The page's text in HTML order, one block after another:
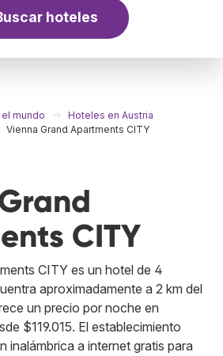
hoteles
mundo
Hoteles en Austria
Vienna Grand Apartments CITY
CITY
CITY es un hotel de 4
aproximadamente a 2 km del
un precio por noche en
$119.015. El establecimiento
inalámbrica a internet gratis para